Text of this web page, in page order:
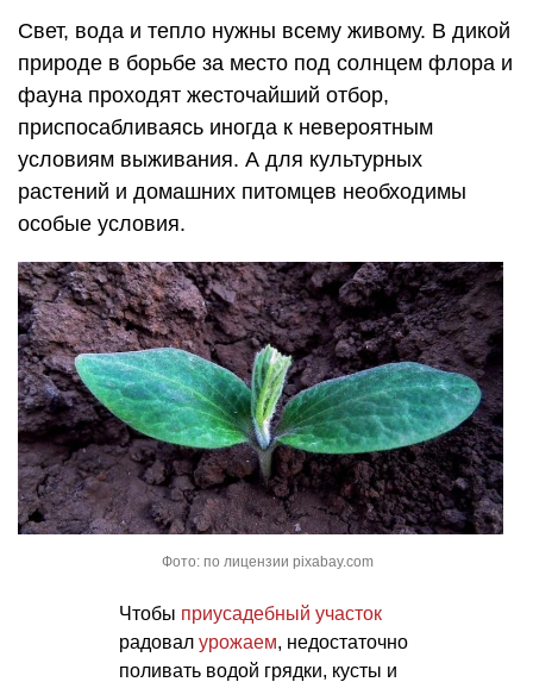
Свет, вода и тепло нужны всему живому. В дикой
природе в борьбе за место под солнцем флора и
фауна проходят жесточайший отбор,
приспосабливаясь иногда к невероятным
условиям выживания. А для культурных
растений и домашних питомцев необходимы
особые условия.
Фото: по лицензии pixabay.com
Чтобы приусадебный участок
радовал урожаем, недостаточно
поливать водой грядки, кусты и